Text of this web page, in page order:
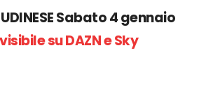
UDINESE Sabato 4 gennaio
su DAZN e Sky